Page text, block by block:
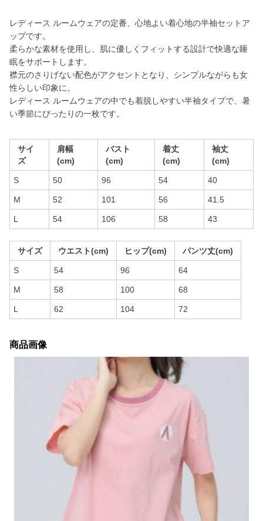
レディース ルームウェアの定番、心地よい着心地の半袖セットア
ップです。
柔らかな素材を使用し、肌に優しくフィットする設計で快適な睡
眠をサポートします。
襟元のさりげない配色がアクセントとなり、シンプルながらも女
性らしい印象に。
レディース ルームウェアの中でも着脱しやすい半袖タイプで、暑
い季節にぴったりの一枚です。
サイ
ズ
肩幅
(cm)
バスト
(cm)
着丈
(cm)
袖丈
(cm)
S 50 96 54 40
M 52 101 56 41.5
L 54 106 58 43
サイズ ウエスト(cm) ヒップ(cm) パンツ丈(cm)
S 54 96 64
M 58 100 68
L 62 104 72
商品画像